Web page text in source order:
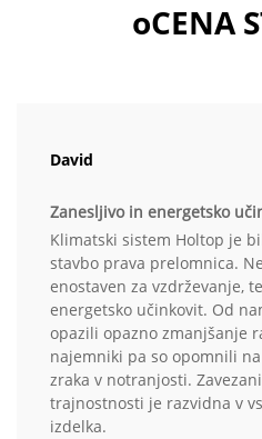
oCENA
David
Zanesljivo in energetsko
Klimatski sistem Holtop je
stavbo prava prelomnica.
enostaven za vzdrževanje,
energetsko učinkovit. Od
opazili opazno zmanjšanje
najemniki pa so opomnili
zraka v notranjosti.
trajnostnosti je razvidna v
izdelka.